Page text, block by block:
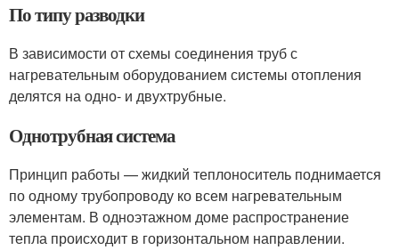
По типу разводки
В зависимости от схемы соединения труб с
нагревательным оборудованием системы отопления
делятся на одно- и двухтрубные.
Однотрубная система
Принцип работы — жидкий теплоноситель поднимается
по одному трубопроводу ко всем нагревательным
элементам. В одноэтажном доме распространение
тепла происходит в горизонтальном направлении.